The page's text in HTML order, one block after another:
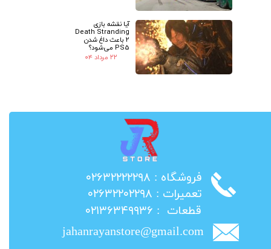
آیا نقشه بازی
Death Stranding
2 باعث داغ شدن
PS5 می‌شود؟
۲۲ مرداد ۰۴
​فروشگاه : ۰۲۶۳۲۲۲۲۲۹۸
​تعمیرات : ۰۲۶۳۲۲۰۲۲۹۸
​قطعات : ۰۲۱۳۶۳۴۹۹۳۶
jahanrayanstore@gmail.com